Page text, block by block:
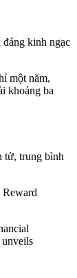
kinh ngạc
một năm,
khoảng ba
tử, trung bình